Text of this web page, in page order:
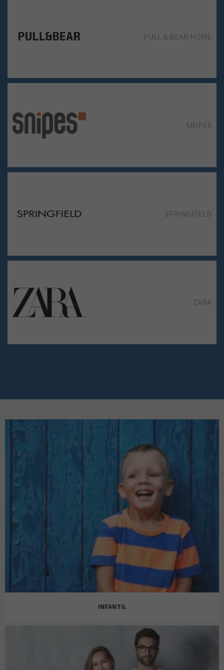
SPRINGFIELD
STRADIVARIUS
STREET ONE
ZARA
PULL & BEAR HOME
SNIPES
SPRINGFIELD
ZARA
INFANTIL